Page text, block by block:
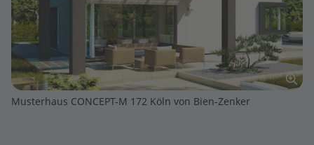
Musterhaus CONCEPT-M 172 Köln von Bien-Zenker